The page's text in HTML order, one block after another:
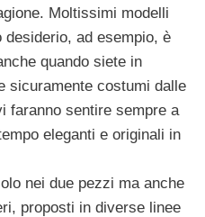
Moltissimi modelli
ad esempio, è
quando siete in
sicuramente costumi dalle
faranno sentire sempre a
eleganti e originali in
nei due pezzi ma anche
proposti in diverse linee